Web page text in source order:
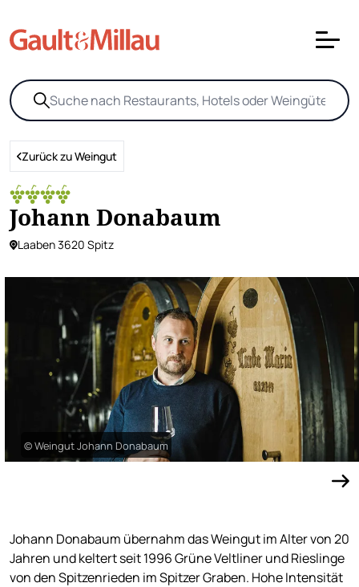
Zurück zu Weingut
Johann Donabaum
Laaben 3620 Spitz
© Weingut Johann Donabaum
Johann Donabaum übernahm das Weingut im Alter von 20
Jahren und keltert seit 1996 Grüne Veltliner und Rieslinge
von den Spitzenrieden im Spitzer Graben. Hohe Intensität